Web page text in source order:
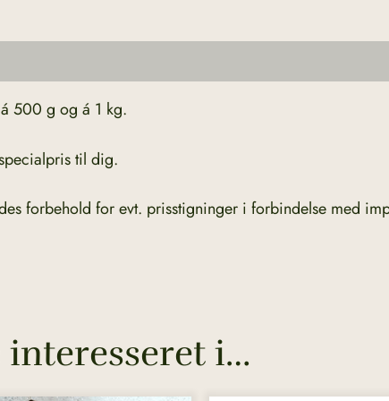
500 g og á 1 kg.
til dig.
forbehold for evt. prisstigninger i forbindelse med
i…